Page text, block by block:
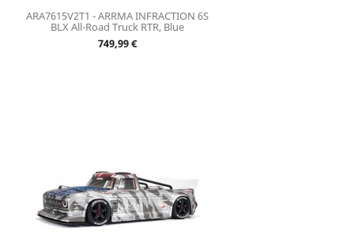
ARA7615V2T1 - ARRMA INFRACTION 6S
BLX All-Road Truck RTR, Blue
Prix
749,99 €